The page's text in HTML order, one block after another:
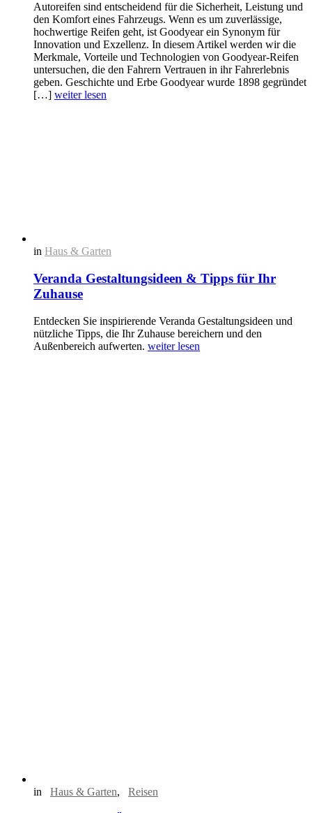
Autoreifen sind entscheidend für die Sicherheit, Leistung und
den Komfort eines Fahrzeugs. Wenn es um zuverlässige,
hochwertige Reifen geht, ist Goodyear ein Synonym für
Innovation und Exzellenz. In diesem Artikel werden wir die
Merkmale, Vorteile und Technologien von Goodyear-Reifen
untersuchen, die den Fahrern Vertrauen in ihr Fahrerlebnis
geben. Geschichte und Erbe Goodyear wurde 1898 gegründet
[…] weiter lesen
in Haus & Garten
Veranda Gestaltungsideen & Tipps für Ihr
Zuhause
Entdecken Sie inspirierende Veranda Gestaltungsideen und
nützliche Tipps, die Ihr Zuhause bereichern und den
Außenbereich aufwerten. weiter lesen
in Haus & Garten, Reisen